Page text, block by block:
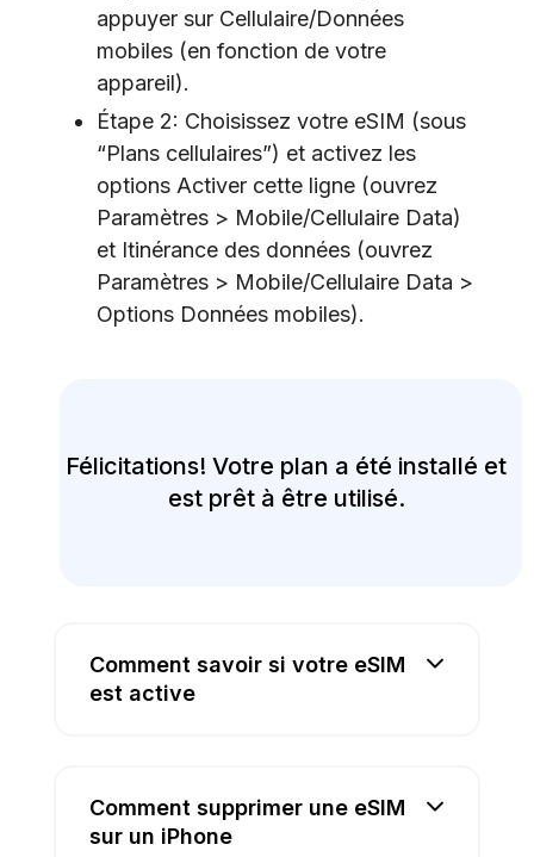
appuyer sur Cellulaire/Données
mobiles (en fonction de votre
appareil).
Étape 2: Choisissez votre eSIM (sous
“Plans cellulaires”) et activez les
options Activer cette ligne (ouvrez
Paramètres > Mobile/Cellulaire Data)
et Itinérance des données (ouvrez
Paramètres > Mobile/Cellulaire Data >
Options Données mobiles).
Félicitations! Votre plan a été installé et
est prêt à être utilisé.
Comment savoir si votre eSIM
est active
Comment supprimer une eSIM
sur un iPhone